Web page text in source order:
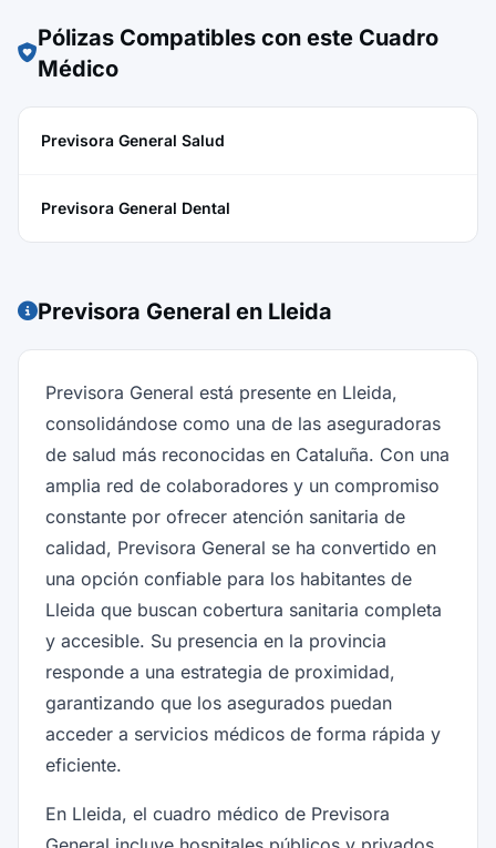
Pólizas Compatibles con este Cuadro
Médico
Previsora General Salud
Previsora General Dental
Previsora General en Lleida
Previsora General está presente en Lleida,
consolidándose como una de las aseguradoras
de salud más reconocidas en Cataluña. Con una
amplia red de colaboradores y un compromiso
constante por ofrecer atención sanitaria de
calidad, Previsora General se ha convertido en
una opción confiable para los habitantes de
Lleida que buscan cobertura sanitaria completa
y accesible. Su presencia en la provincia
responde a una estrategia de proximidad,
garantizando que los asegurados puedan
acceder a servicios médicos de forma rápida y
eficiente.
En Lleida, el cuadro médico de Previsora